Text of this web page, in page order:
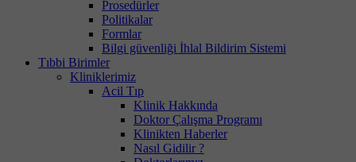
Prosedürler
Politikalar
Formlar
Bilgi güvenliği İhlal Bildirim Sistemi
Tıbbi Birimler
Kliniklerimiz
Acil Tıp
Klinik Hakkında
Doktor Çalışma Programı
Klinikten Haberler
Nasıl Gidilir ?